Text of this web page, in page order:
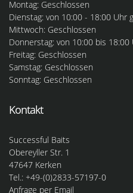
Montag: Geschlossen
Dienstag: von 10:00 - 18:00 Uhr
Mittwoch: Geschlossen
Donnerstag: von 10:00 bis
Freitag: Geschlossen
Samstag: Geschlossen
Sonntag: Geschlossen
Kontakt
Successful Baits
Obereyller Str. 1
47647 Kerken
Tel.: +49-(0)2833-57197-0
Anfrage per Email